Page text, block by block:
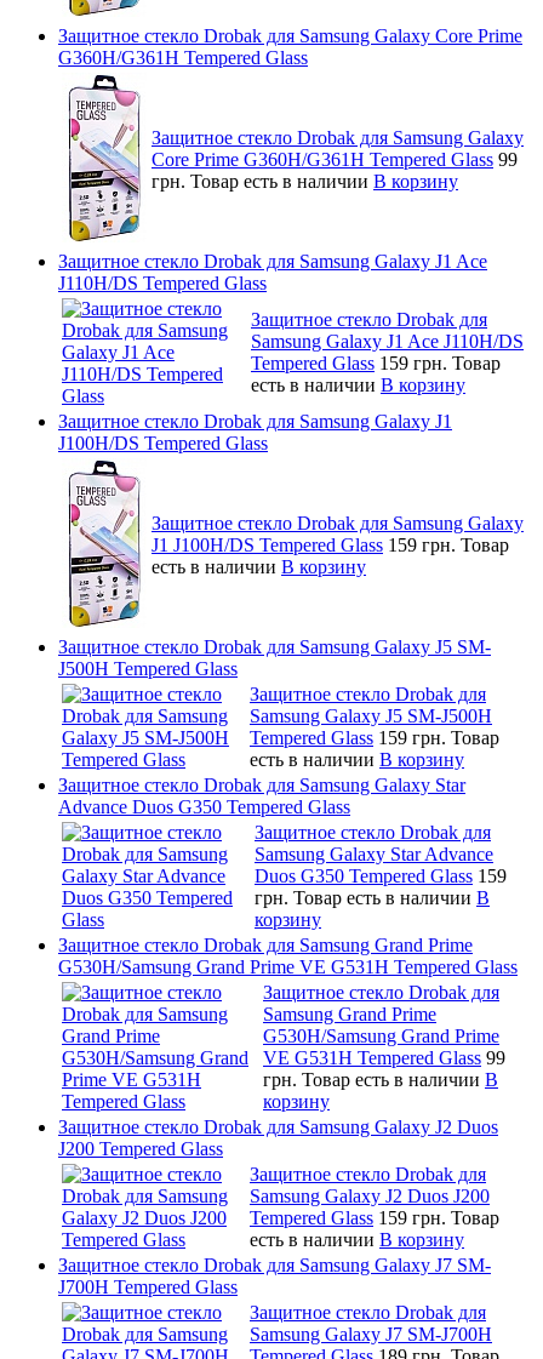
Защитное стекло Drobak для Samsung Galaxy Core Prime
G360H/G361H Tempered Glass
Защитное стекло Drobak для Samsung Galaxy
Core Prime G360H/G361H Tempered Glass 99
грн. Товар есть в наличии В корзину
Защитное стекло Drobak для Samsung Galaxy J1 Ace
J110H/DS Tempered Glass
Защитное стекло Drobak для
Samsung Galaxy J1 Ace J110H/DS
Tempered Glass 159 грн. Товар
есть в наличии В корзину
Защитное стекло Drobak для Samsung Galaxy J1
J100H/DS Tempered Glass
Защитное стекло Drobak для Samsung Galaxy
J1 J100H/DS Tempered Glass 159 грн. Товар
есть в наличии В корзину
Защитное стекло Drobak для Samsung Galaxy J5 SM-
J500H Tempered Glass
Защитное стекло Drobak для
Samsung Galaxy J5 SM-J500H
Tempered Glass 159 грн. Товар
есть в наличии В корзину
Защитное стекло Drobak для Samsung Galaxy Star
Advance Duos G350 Tempered Glass
Защитное стекло Drobak для
Samsung Galaxy Star Advance
Duos G350 Tempered Glass 159
грн. Товар есть в наличии В
корзину
Защитное стекло Drobak для Samsung Grand Prime
G530H/Samsung Grand Prime VE G531H Tempered Glass
Защитное стекло Drobak для
Samsung Grand Prime
G530H/Samsung Grand Prime
VE G531H Tempered Glass 99
грн. Товар есть в наличии В
корзину
Защитное стекло Drobak для Samsung Galaxy J2 Duos
J200 Tempered Glass
Защитное стекло Drobak для
Samsung Galaxy J2 Duos J200
Tempered Glass 159 грн. Товар
есть в наличии В корзину
Защитное стекло Drobak для Samsung Galaxy J7 SM-
J700H Tempered Glass
Защитное стекло Drobak для
Samsung Galaxy J7 SM-J700H